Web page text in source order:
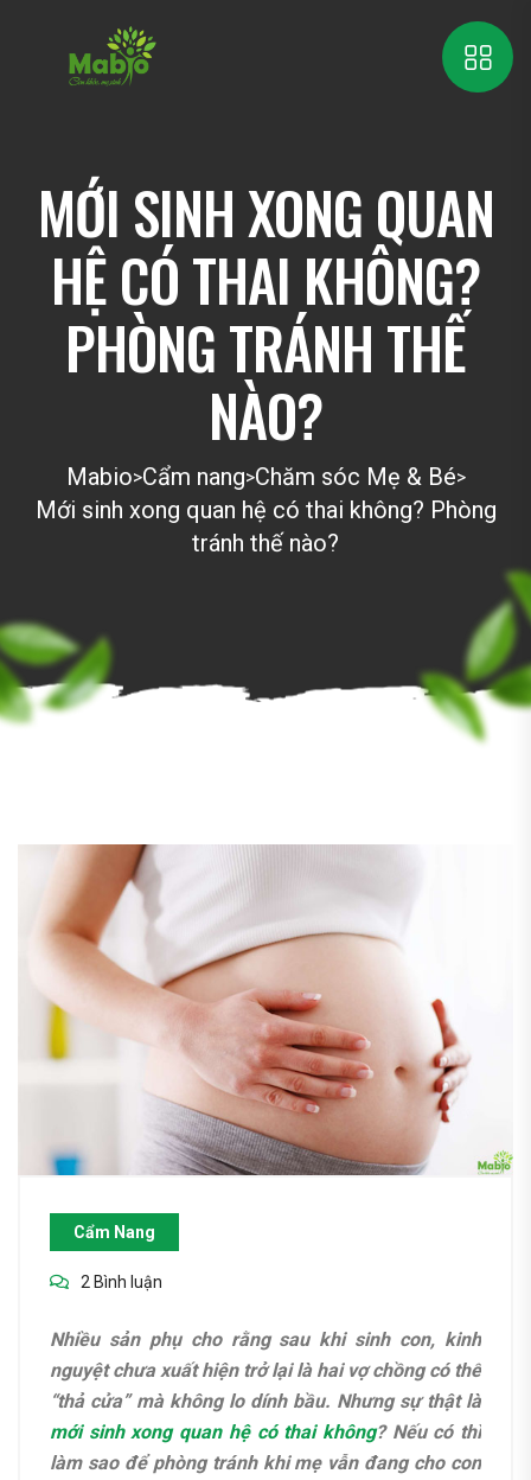
MỚI SINH XONG QUAN
HỆ CÓ THAI KHÔNG?
PHÒNG TRÁNH THẾ
NÀO?
Mabio>Cẩm nang>Chăm sóc Mẹ & Bé>
Mới sinh xong quan hệ có thai không? Phòng
tránh thế nào?
Cẩm Nang
2 Bình luận
Nhiều sản phụ cho rằng sau khi sinh con, kinh
nguyệt chưa xuất hiện trở lại là hai vợ chồng có thể
“thả cửa” mà không lo dính bầu. Nhưng sự thật là
mới sinh xong quan hệ có thai không? Nếu có thì
làm sao để phòng tránh khi mẹ vẫn đang cho con